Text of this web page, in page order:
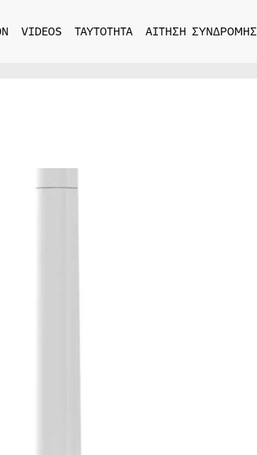
VIDEOS ΤΑΥΤΟΤΗΤΑ ΑΙΤΗΣΗ ΣΥΝΔΡΟΜΗΣ